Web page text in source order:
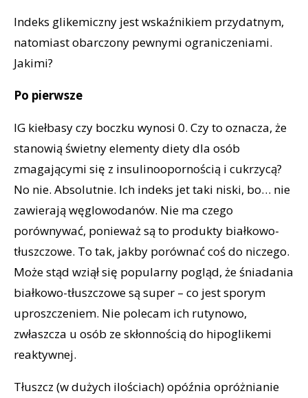
Indeks glikemiczny jest wskaźnikiem przydatnym,
natomiast obarczony pewnymi ograniczeniami.
Jakimi?
Po pierwsze
IG kiełbasy czy boczku wynosi 0. Czy to oznacza, że
stanowią świetny elementy diety dla osób
zmagającymi się z insulinoopornością i cukrzycą?
No nie. Absolutnie. Ich indeks jet taki niski, bo… nie
zawierają węglowodanów. Nie ma czego
porównywać, ponieważ są to produkty białkowo-
tłuszczowe. To tak, jakby porównać coś do niczego.
Może stąd wziął się popularny pogląd, że śniadania
białkowo-tłuszczowe są super – co jest sporym
uproszczeniem. Nie polecam ich rutynowo,
zwłaszcza u osób ze skłonnością do hipoglikemi
reaktywnej.
Tłuszcz (w dużych ilościach) opóźnia opróżnianie